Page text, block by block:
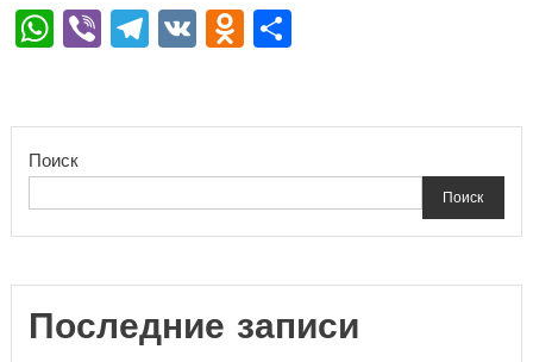
WhatsApp
ViberTelegram
VKOdnoklassniki
Отправить
Поиск
Поиск
Последние записи